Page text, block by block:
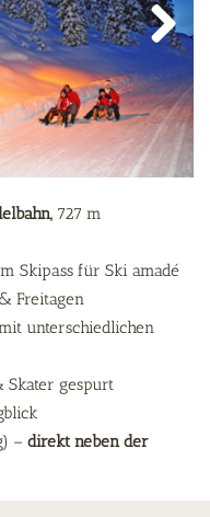
727 m
Skipass für Ski amadé
Freitagen
unterschiedlichen
Skater gespurt
– direkt neben der